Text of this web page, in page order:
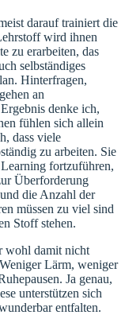
darauf trainiert die
wird ihnen
zu erarbeiten, das
selbständiges
Hinterfragen,
an
denke ich,
fühlen sich allein
dass viele
zu arbeiten. Sie
fortzuführen,
Überforderung
die Anzahl der
müssen zu viel sind
Stoff stehen.
wohl damit nicht
Lärm, weniger
Ja genau,
unterstützen sich
entfalten.